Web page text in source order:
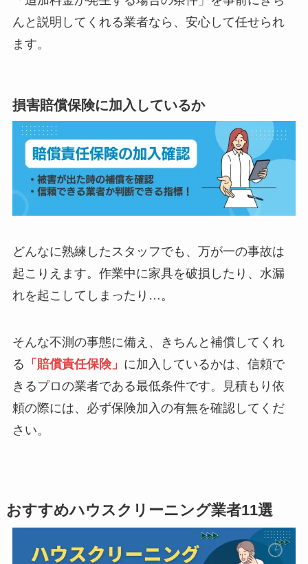
んと説明してくれる業者なら、安心して任せられ
ます。
損害賠償保険に加入しているか
どんなに熟練したスタッフでも、万が一の事故は
起こりえます。作業中に家具を破損したり、水漏
れを起こしてしまったり…。
そんな不測の事態に備え、きちんと補償してくれ
る 「賠償責任保険」 に加入しているかは、信頼で
きるプロの業者である最低条件です。見積もり依
頼の際には、必ず保険加入の有無を確認してくだ
さい。
おすすめハウスクリーニング業者11選